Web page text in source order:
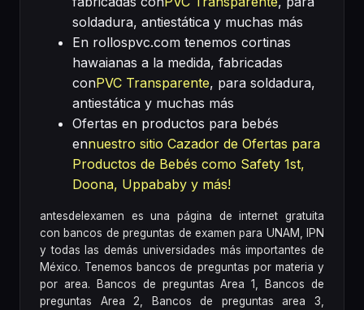
soldadura, antiestática y muchas más
En rollospvc.com tenemos cortinas
hawaianas a la medida, fabricadas
conPVC Transparente, para soldadura,
antiestática y muchas más
Ofertas en productos para bebés
ennuestro sitio Cazador de Ofertas para
Productos de Bebés como Safety 1st,
Doona, Uppababy y más!
antesdelexamen es una página de internet gratuita
con bancos de preguntas de examen para UNAM, IPN
y todas las demás universidades más importantes de
México. Tenemos bancos de preguntas por materia y
por area. Bancos de preguntas Area 1, Bancos de
preguntas Area 2, Bancos de preguntas area 3,